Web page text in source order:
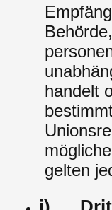
handelt
gelten